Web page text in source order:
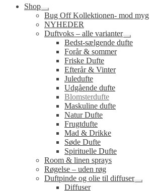
Shop
Udfold
undermenu
Bug Off Kollektionen- mod myg
NYHEDER
Duftvoks – alle varianter
Udfold
undermenu
Bedst-sælgende dufte
Forår & sommer
Friske Dufte
Efterår & Vinter
Juledufte
Udgående dufte
Blomsterdufte
Maskuline dufte
Natur Dufte
Frugtdufte
Mad & Drikke
Søde Dufte
Spirituelle Dufte
Room & linen sprays
Røgelse – uden røg
Duftpinde og olie til diffuser
Udfold
Diffuser